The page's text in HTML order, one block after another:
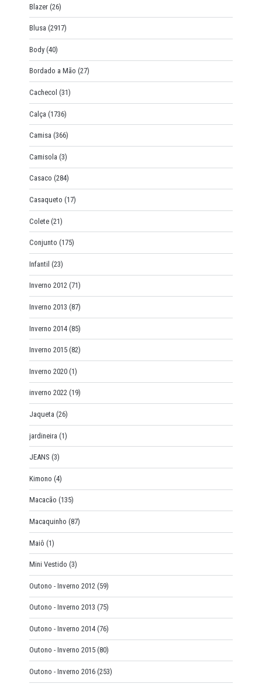
Blazer (26)
Blusa (2917)
Body (40)
Bordado a Mão (27)
Cachecol (31)
Calça (1736)
Camisa (366)
Camisola (3)
Casaco (284)
Casaqueto (17)
Colete (21)
Conjunto (175)
Infantil (23)
Inverno 2012 (71)
Inverno 2013 (87)
Inverno 2014 (85)
Inverno 2015 (82)
Inverno 2020 (1)
inverno 2022 (19)
Jaqueta (26)
jardineira (1)
JEANS (3)
Kimono (4)
Macacão (135)
Macaquinho (87)
Maiô (1)
Mini Vestido (3)
Outono - Inverno 2012 (59)
Outono - Inverno 2013 (75)
Outono - Inverno 2014 (76)
Outono - Inverno 2015 (80)
Outono - Inverno 2016 (253)